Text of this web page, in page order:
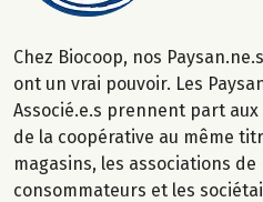
Chez Biocoop, nos
ont un vrai pouvoir. Les
Associé.e.s prennent part aux
de la coopérative au même
magasins, les associations de
consommateurs et les